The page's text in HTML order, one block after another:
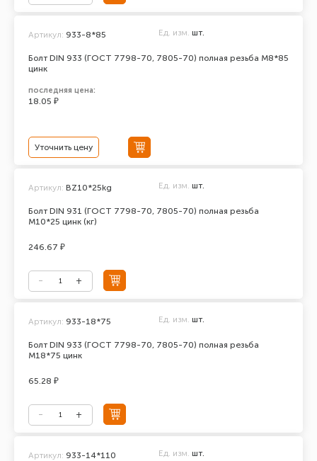
Болт DIN 933 (ГОСТ 7798-70, 7805-70) полная резьба М8*85
цинк
Артикул: 933-8*85 Ед. изм. шт.
последняя цена:
18.05 ₽
Уточнить цену
Болт DIN 931 (ГОСТ 7798-70, 7805-70) полная резьба
М10*25 цинк (кг)
Артикул: BZ10*25kg Ед. изм. шт.
246.67 ₽
Болт DIN 933 (ГОСТ 7798-70, 7805-70) полная резьба
М18*75 цинк
Артикул: 933-18*75 Ед. изм. шт.
65.28 ₽
Артикул: 933-14*110 Ед. изм. шт.